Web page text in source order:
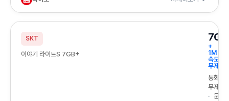
SKT
이야기 라이트S 7GB+
7GB
+
1Mbps
속도
무제한
통화
무제한
문자